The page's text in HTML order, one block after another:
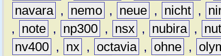
navara , nemo , neue , nicht ,
,
note , np300 , nsx , nubira ,
nv400 , nx , octavia , ohne ,